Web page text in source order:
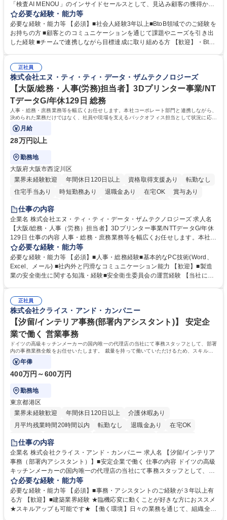
「検査AI MENOU」のインサイドセールスとして、見込み顧客の獲得から
商談機会の創出までを担っていただきます。マーケティングとフィールド
セールスをつなぐ役割として、 適切なタイミングで顧客とコミュニケーシ
ョンを取りながら、受注につながる商談機会の最大化を目指します。 【具
体的な仕事内容】 リードへの電話・メールによるアプローチ/リードナー
実行/フィールドセールスへの案件連携 募集職種 ★【未経験歓迎】AIで製
造業の未来を変えるインサイドセールス
必要な経験・能力等
必要な経験・能力等 【必須】■社会人経験3年以上■BtoB領域でのご経験を
お持ちの方 ■顧客とのコミュニケーションを通じて課題やニーズを引き出
した経験 ■チームで連携しながら目標達成に取り組める方 【歓迎】・BtoB
企画・実行経験 ・CRM・リードナーチャリングに関する知見 ・データを
もとに営業プロセスを改善した経験 学歴・資格 学歴：大学院 大学 高専 短
大 専修学校 高校 語学力： 資格：
正社員
株式会社エヌ・ティ・ティ・データ・ザムテクノロジーズ
【大阪/総務・人事(労務)担当者】3Dプリンター事業/NT
TデータG/年休129日 総務
人事・総務・庶務業務等を幅広くお任せします。本社コーポレート部門と連携しながら、
決められた業務だけではなく、社員や現場を支えるバックオフィス担当として状況に応じ
て柔軟に対応いただくことを期待します。
月給
28万円以上
勤務地
大阪府大阪市西淀川区
業界未経験歓迎
年間休日120日以上 資格取得支援あり
転勤なし
住宅手当あり
時短勤務あり 退職金あり 在宅OK
賞与あり
完全週休2日制
仕事の内容
企業名 株式会社エヌ・ティ・ティ・データ・ザムテクノロジーズ 求人名
【大阪/総務・人事（労務）担当者】3Dプリンター事業/NTTデータG/年休
129日 仕事の内容 人事・総務・庶務業務等を幅広くお任せします。本社コ
ーポレート部門と連携しながら、決められた業務だけではなく、社員や現
場を支えるバックオフィス担当として状況に応じて柔軟に対応いただくこ
とを期待します。 【詳細】■入退社手続き、社員情報管理■入社時オリエ
ンテーションの実施■勤怠・各種申請内容の確認■採用業務のサポート■来
生に関する業務等■健康診断、産業医面談、休職・復職手続き等の労務サ
ポート■社内ルールの運用・各種社内案内■その他、拠点運営に関わる管理
部門業務 募集職種 【大阪/総務・人事（労務）担当者】3Dプリンター事
業/NTTデータG/年休129日
必要な経験・能力等
必要な経験・能力等 【必須】■人事・総務経験■基本的なPC技術(Word、
Excel、メール) ■社内外と円滑なコミュニケーション能力 【歓迎】■製造
業の安全衛生に関する知識・経験■安全衛生委員会の運営経験 【当社につ
アが磨けます。 ◎NTTデータグループであり福利厚生は充実しているとと
もに、働き方改革も推進しています。 学歴・資格 学歴：大学院 大学 高専
短大 専修学校 語学力： 資格：
正社員
株式会社クライス・アンド・カンパニー
【汐留/インテリア事務(部署内アシスタント)】 安定企
業で働く 営業事務
ドイツの高級キッチンメーカーの国内唯一の代理店の当社にて事務スタッフとして、部署
内の事務業務全般をお任せいたします。 裁量を持って働いていただけるため、スキルア
ップも可能です。
年俸
400万円～600万円
勤務地
東京都港区
業界未経験歓迎
年間休日120日以上
介護休暇あり
月平均残業時間20時間以内
転勤なし 退職金あり
在宅OK
育休あり
完全週休2日制
駅近5分以内
土日祝休み
仕事の内容
企業名 株式会社クライス・アンド・カンパニー 求人名 【汐留/インテリア
事務（部署内アシスタント）】■安定企業で働く 仕事の内容 ドイツの高級
キッチンメーカーの国内唯一の代理店の当社にて事務スタッフとして、部
署内の事務業務全般をお任せいたします。 裁量を持って働いていただける
ため、スキルアップも可能です。 【部署内の事務業務全般】 ■サンプルの
仕分け・整理 ■電話応対 ■書類作成（会議資料、お客様宛請求書、支払書
類を取りまとめて経理へ提出等） ■ショールームアテンド・運営・予約業
必要な経験・能力等
必要な経験・能力等 【必須】■事務・アシスタントのご経験が３年以上有
る方 【歓迎】■建築業界経験 ★臨機応変に動くことが好きな方におススメ
★スキルアップも可能です★ 【働く環境】日々の業務を通じて、組織全体